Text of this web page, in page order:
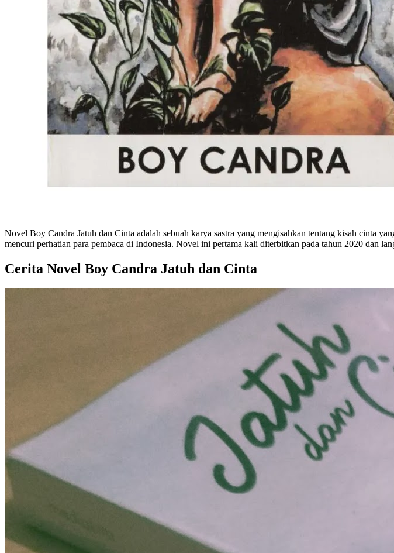
Novel Boy Candra Jatuh dan Cinta adalah sebuah karya sastra yang mengisahkan tentang kisah cinta
mencuri perhatian para pembaca di Indonesia. Novel ini pertama kali diterbitkan pada tahun 2020 dan
Cerita Novel Boy Candra Jatuh dan Cinta